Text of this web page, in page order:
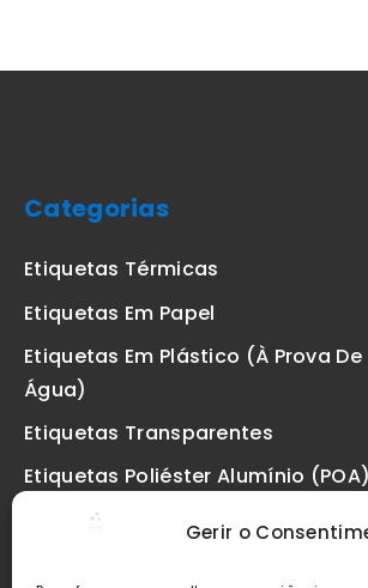
Gerir o
Categorias
Etiquetas Térmicas
Etiquetas Em Papel
Etiquetas Em Plástico (à Prova De
Água)
Etiquetas Transparentes
Etiquetas Poliéster Alumínio (POA)
Etiquetas De Segurança VOID